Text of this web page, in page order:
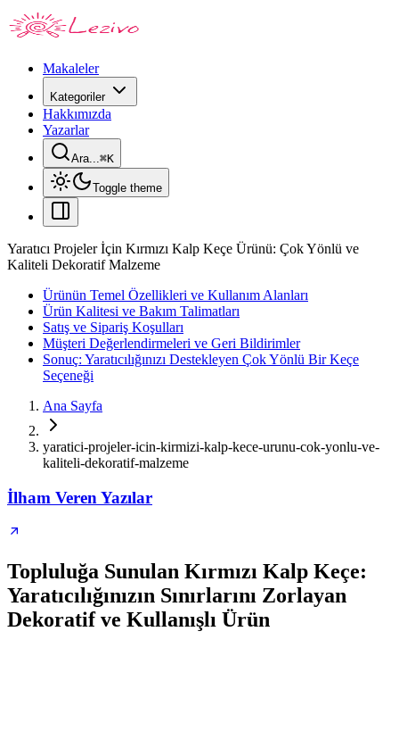
Makaleler
Kategoriler
Hakkımızda
Yazarlar
Ara...⌘K
Toggle theme
Yaratıcı Projeler İçin Kırmızı Kalp Keçe Ürünü: Çok Yönlü ve
Kaliteli Dekoratif Malzeme
Ürünün Temel Özellikleri ve Kullanım Alanları
Ürün Kalitesi ve Bakım Talimatları
Satış ve Sipariş Koşulları
Müşteri Değerlendirmeleri ve Geri Bildirimler
Sonuç: Yaratıcılığınızı Destekleyen Çok Yönlü Bir Keçe
Seçeneği
Ana Sayfa
yaratici-projeler-icin-kirmizi-kalp-kece-urunu-cok-yonlu-ve-
kaliteli-dekoratif-malzeme
İlham Veren Yazılar
Topluluğa Sunulan Kırmızı Kalp Keçe:
Yaratıcılığınızın Sınırlarını Zorlayan
Dekoratif ve Kullanışlı Ürün